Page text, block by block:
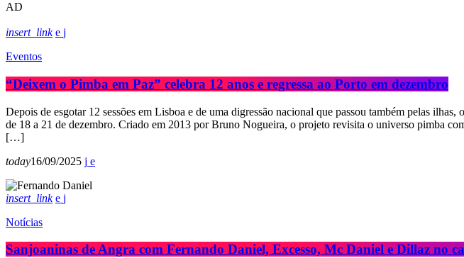
AD
insert_link
Eventos
“Deixem o Pimba em Paz” celebra 12 anos e regressa ao Porto em dezembro
Depois de esgotar 12 sessões em Lisboa e de uma digressão nacional que passou também pelas
de 18 a 21 de dezembro. Criado em 2013 por Bruno Nogueira, o projeto revisita o universo pimba
[…]
today16/09/2025
insert_link
Notícias
Sanjoaninas de Angra com Fernando Daniel, Excesso, Mc Daniel e Dillaz no